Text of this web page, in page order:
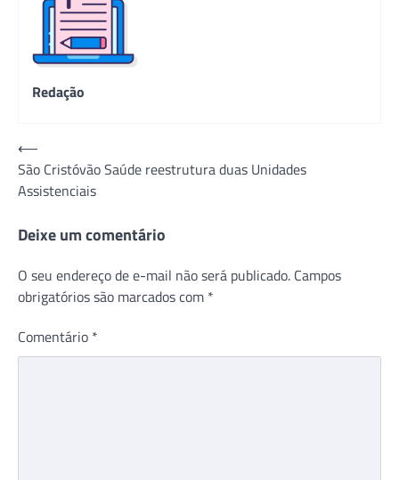
Redação
Navegação
de
Post
⟵
São Cristóvão Saúde reestrutura duas Unidades
Assistenciais
Deixe um comentário
O seu endereço de e-mail não será publicado. Campos
obrigatórios são marcados com *
Comentário *